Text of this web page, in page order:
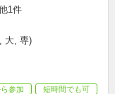
1件
大, 専)
参加
短時間でも可